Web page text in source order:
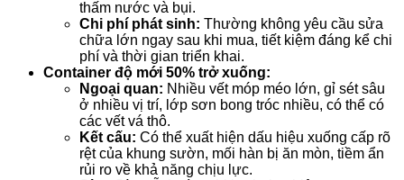
thấm nước và bụi.
Chi phí phát sinh: Thường không yêu cầu sửa
chữa lớn ngay sau khi mua, tiết kiệm đáng kể chi
phí và thời gian triển khai.
Container độ mới 50% trở xuống:
Ngoại quan: Nhiều vết móp méo lớn, gỉ sét sâu
ở nhiều vị trí, lớp sơn bong tróc nhiều, có thể có
các vết vá thô.
Kết cấu: Có thể xuất hiện dấu hiệu xuống cấp rõ
rệt của khung sườn, mối hàn bị ăn mòn, tiềm ẩn
rủi ro về khả năng chịu lực.